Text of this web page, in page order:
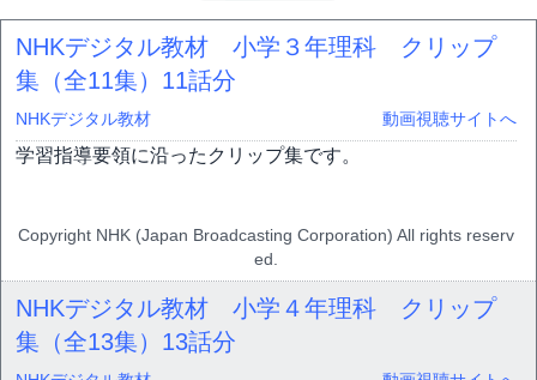
NHKデジタル教材 小学３年理科 クリップ
集（全11集） 11話分
NHKデジタル教材 動画視聴サイトへ
学習指導要領に沿ったクリップ集です。
Copyright NHK (Japan Broadcasting Corporation) All rights reserv
ed.
NHKデジタル教材 小学４年理科 クリップ
集（全13集） 13話分